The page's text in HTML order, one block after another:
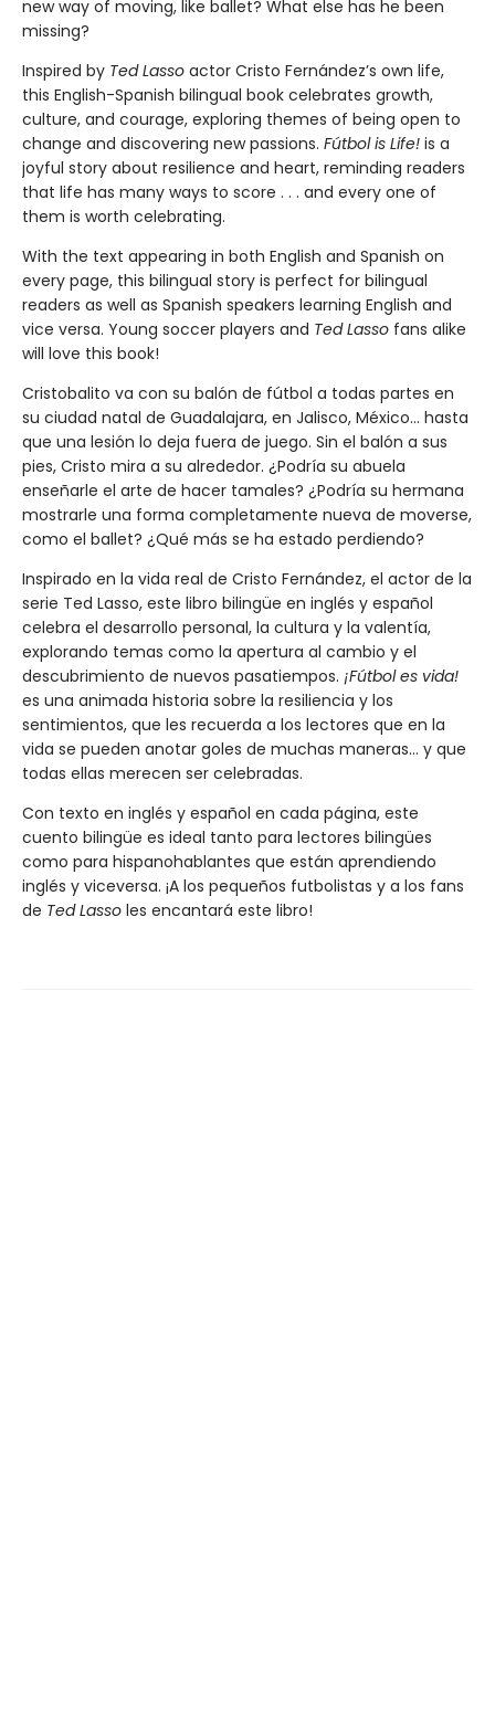
new way of moving, like ballet? What else has he been
missing?
Inspired by Ted Lasso actor Cristo Fernández’s own life,
this English-Spanish bilingual book celebrates growth,
culture, and courage, exploring themes of being open to
change and discovering new passions. Fútbol is Life! is a
joyful story about resilience and heart, reminding readers
that life has many ways to score . . . and every one of
them is worth celebrating.
With the text appearing in both English and Spanish on
every page, this bilingual story is perfect for bilingual
readers as well as Spanish speakers learning English and
vice versa. Young soccer players and Ted Lasso fans alike
will love this book!
Cristobalito va con su balón de fútbol a todas partes en
su ciudad natal de Guadalajara, en Jalisco, México... hasta
que una lesión lo deja fuera de juego. Sin el balón a sus
pies, Cristo mira a su alrededor. ¿Podría su abuela
enseñarle el arte de hacer tamales? ¿Podría su hermana
mostrarle una forma completamente nueva de moverse,
como el ballet? ¿Qué más se ha estado perdiendo?
Inspirado en la vida real de Cristo Fernández, el actor de la
serie Ted Lasso, este libro bilingüe en inglés y español
celebra el desarrollo personal, la cultura y la valentía,
explorando temas como la apertura al cambio y el
descubrimiento de nuevos pasatiempos. ¡Fútbol es vida!
es una animada historia sobre la resiliencia y los
sentimientos, que les recuerda a los lectores que en la
vida se pueden anotar goles de muchas maneras... y que
todas ellas merecen ser celebradas.
Con texto en inglés y español en cada página, este
cuento bilingüe es ideal tanto para lectores bilingües
como para hispanohablantes que están aprendiendo
inglés y viceversa. ¡A los pequeños futbolistas y a los fans
de Ted Lasso les encantará este libro!